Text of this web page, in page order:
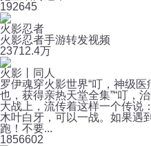
192645
火影忍者
火影忍者手游转发视频
23712.4万
火影丨同人
罗伊魂穿火影世界“叮，神级
也，获得亲热天堂全集”“叮，
大战上，流传着这样一个传说
木叶白牙，可以一战。如果遇
跑！不要...
1856602